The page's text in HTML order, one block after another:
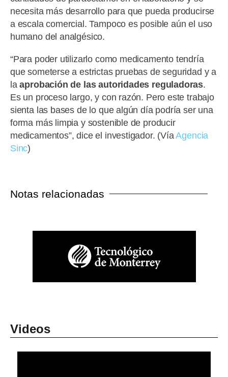
necesita más desarrollo para que pueda producirse
a escala comercial. Tampoco es posible aún el uso
humano del analgésico.
“Para poder utilizarlo como medicamento tendría
que someterse a estrictas pruebas de seguridad y a
laaprobación de las autoridades reguladoras.
Es un proceso largo, y con razón. Pero este trabajo
sienta las bases de lo que algún día podría ser una
forma más limpia y sostenible de producir
medicamentos”, dice el investigador. (VíaAgencia
Sinc)
Notas relacionadas
Videos